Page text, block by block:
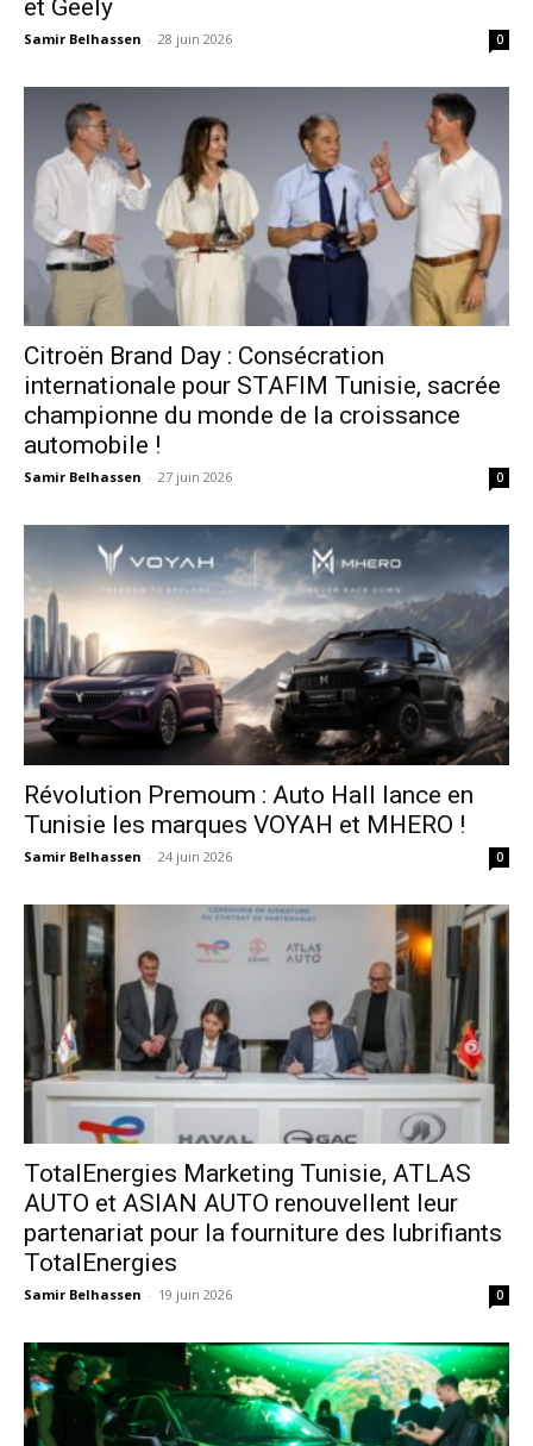
et Geely
Samir Belhassen - 28 juin 2026 0
Citroën Brand Day : Consécration
internationale pour STAFIM Tunisie, sacrée
championne du monde de la croissance
automobile !
Samir Belhassen - 27 juin 2026 0
Révolution Premoum : Auto Hall lance en
Tunisie les marques VOYAH et MHERO !
Samir Belhassen - 24 juin 2026 0
TotalEnergies Marketing Tunisie, ATLAS
AUTO et ASIAN AUTO renouvellent leur
partenariat pour la fourniture des lubrifiants
TotalEnergies
Samir Belhassen - 19 juin 2026 0